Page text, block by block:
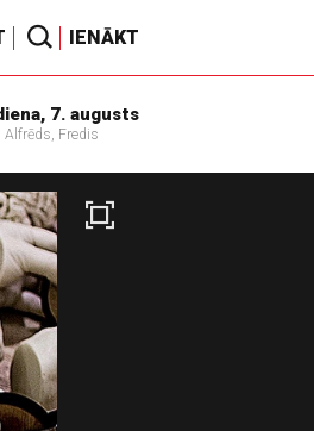
IENĀKT
7. augusts
Alfrēds, Fredis